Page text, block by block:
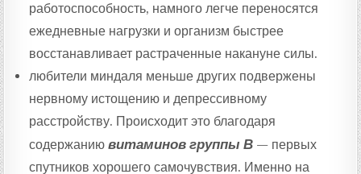
работоспособность, намного легче переносятся
ежедневные нагрузки и организм быстрее
восстанавливает растраченные накануне силы.
любители миндаля меньше других подвержены
нервному истощению и депрессивному
расстройству. Происходит это благодаря
содержаниювитаминов группы В — первых
спутников хорошего самочувствия. Именно на